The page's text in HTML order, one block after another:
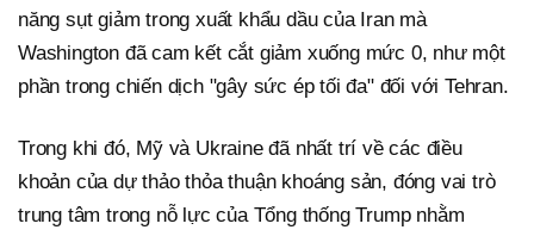
năng sụt giảm trong xuất khẩu dầu của Iran mà
Washington đã cam kết cắt giảm xuống mức 0, như một
phần trong chiến dịch "gây sức ép tối đa" đối với Tehran.
Trong khi đó, Mỹ và Ukraine đã nhất trí về các điều
khoản của dự thảo thỏa thuận khoáng sản, đóng vai trò
trung tâm trong nỗ lực của Tổng thống Trump nhằm